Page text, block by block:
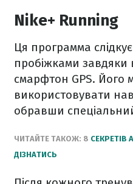
Nike+ Running
Ця программа
пробіжками завдяки
смарфтон GPS. Його
використовувати
обравши
ЧИТАЙТЕ ТАКОЖ: 8 СЕКРЕТІВ
ДІЗНАТИСЬ